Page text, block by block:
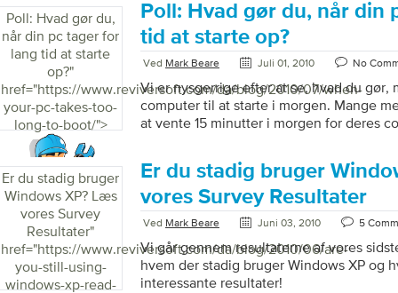
Poll: Hvad gør du,
når din pc tager for
lang tid at starte
op?"
href="https://www.reviversoft.com/da/blog/2010/07/when-
your-pc-takes-too-
long-to-boot/">
Poll: Hvad gør du, når din
tid at starte op?
Ved Mark Beare Juli 01, 2010 No
Vi er nysgerrige efter at se, hvad du gør,
computer til at starte i morgen. Mange
at vente 15 minutter i morgen for deres
Er du stadig bruger
Windows XP? Læs
vores Survey
Resultater"
href="https://www.reviversoft.com/da/blog/2010/06/are-
you-still-using-
windows-xp-read-
Er du stadig bruger
vores Survey Resultater
Ved Mark Beare Juni 03, 2010 5
Vi går gennem resultaterne af vores
hvem der stadig bruger Windows XP og
interessante resultater!